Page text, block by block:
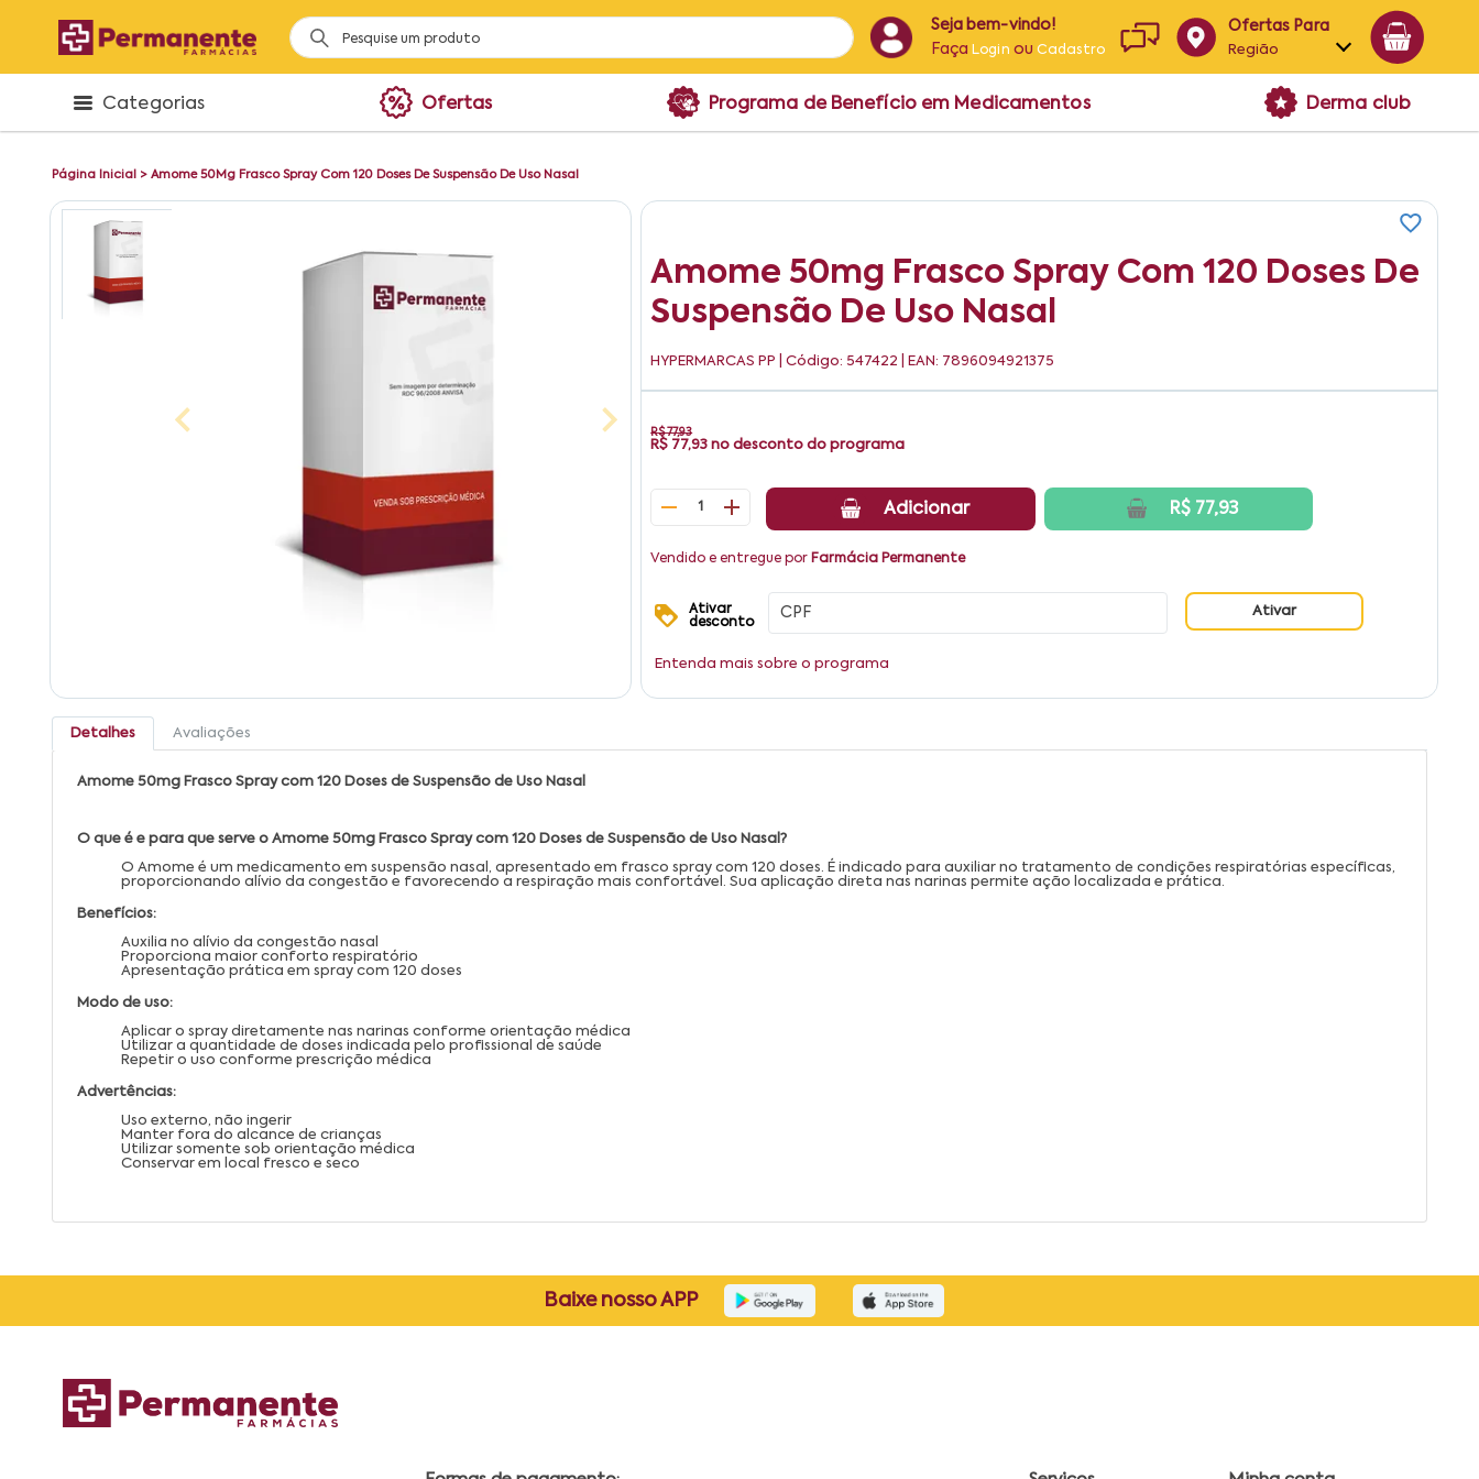
Seja bem-vindo!
Faça Login ouCadastro
Ofertas Para
Região
Alagoas
Categorias Ofertas Programa de Benefício em Medicamentos Derma club
Página Inicial > Amome 50Mg Frasco Spray Com 120 Doses De Suspensão De Uso Nasal
Amome 50mg Frasco Spray Com 120 Doses De
Suspensão De Uso Nasal
HYPERMARCAS PP | Código: 547422 | EAN: 7896094921375
R$ 77,93
R$ 77,93no desconto do programa
1 Adicionar R$ 77,93
Vendido e entregue por Farmácia Permanente
Ativar
desconto
Ativar
Entenda mais sobre o programa
Detalhes Avaliações
Amome 50mg Frasco Spray com 120 Doses de Suspensão de Uso Nasal
O que é e para que serve o Amome 50mg Frasco Spray com 120 Doses de Suspensão de Uso Nasal?
O Amome é um medicamento em suspensão nasal, apresentado em frasco spray com 120 doses. É indicado para auxiliar no tratamento de condições respiratórias específicas,
proporcionando alívio da congestão e favorecendo a respiração mais confortável. Sua aplicação direta nas narinas permite ação localizada e prática.
Benefícios:
Auxilia no alívio da congestão nasal
Proporciona maior conforto respiratório
Apresentação prática em spray com 120 doses
Modo de uso:
Aplicar o spray diretamente nas narinas conforme orientação médica
Utilizar a quantidade de doses indicada pelo profissional de saúde
Repetir o uso conforme prescrição médica
Advertências:
Uso externo, não ingerir
Manter fora do alcance de crianças
Utilizar somente sob orientação médica
Conservar em local fresco e seco
Baixe nosso APP